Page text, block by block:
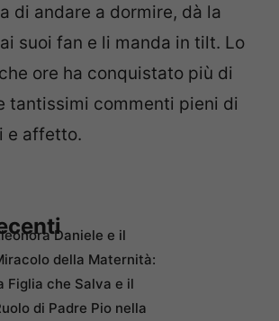
di andare a dormire, dà la
suoi fan e li manda in tilt. Lo
ore ha conquistato più di
tantissimi commenti pieni di
e affetto.
Daniele e il
della Maternità:
Figlia che Salva e il
di Padre Pio nella